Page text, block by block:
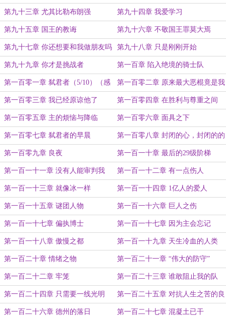
第九十三章 尤其比勒布朗强 第九十四章 我爱学习
第九十五章 国王的教诲 第九十六章 不敬国王罪莫大焉
第九十七章 你还想要和我做朋友吗 第九十八章 只是刚刚开始
第九十九章 你才是挑战者 第一百章 陷入绝境的骑士队
（4/10）（感谢念_旧的盟主打赏）
第一百零一章 弑君者（5/10）（感
谢榜首书友2019...的盟主打赏）
第一百零二章 原来最大恶棍竟是我
自己
第一百零三章 我已经原谅他了 第一百零四章 在胜利与尊重之间
第一百零五章 主的烦恼与降临 第一百零六章 面具之下
第一百零七章 弑君者的早晨 第一百零八章 封闭的心，封闭的的
人
第一百零九章 良夜 第一百一十章 最后的29级阶梯
第一百一十一章 没有人能审判我 第一百一十二章 有一点伤人
第一百一十三章 就像冰一样 第一百一十四章 1亿人的爱人
第一百一十五章 谜团人物 第一百一十六章 巨人之伤
第一百一十七章 偏执博士 第一百一十七章 因为主会忘记
第一百一十八章 傲慢之都 第一百一十九章 天生冷血的人类
第一百二十章 情绪之物 第一百二十一章 “伟大的防守”
第一百二十二章 牢笼 第一百二十三章 谁敢阻止我的队
伍，我将终结他的生命！
第一百二十四章 只需要一线光明 第一百二十五章 对抗人生之苦的良
药
第一百二十六章 德州的落日 第一百二十七章 混凝土已干